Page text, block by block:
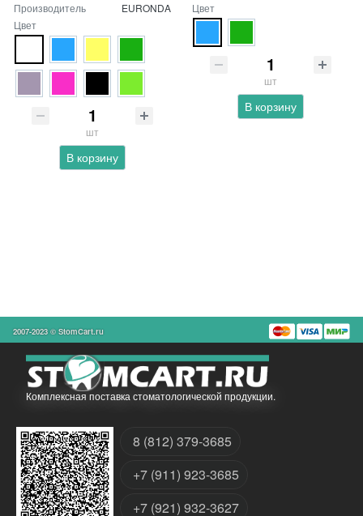
Производитель
EURONDA
Цвет
шт
В корзину
Цвет
шт
В корзину
2007-2023 © StomCart.ru
Комплексная поставка стоматологической продукции.
8 (812) 379-3685
+7 (911) 923-3685
+7 (921) 932-3627